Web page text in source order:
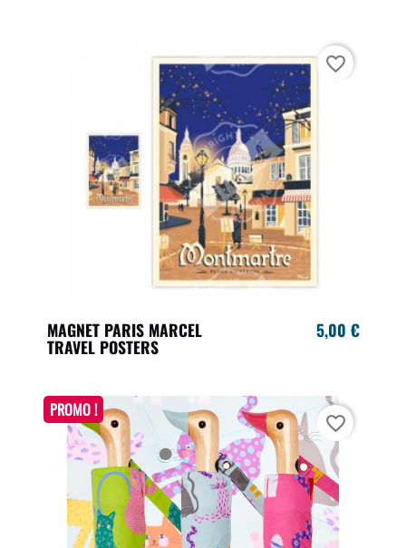
MAGNET PARIS MARCEL
TRAVEL POSTERS
5,00 €
favorite_border
PROMO !
favorite_border